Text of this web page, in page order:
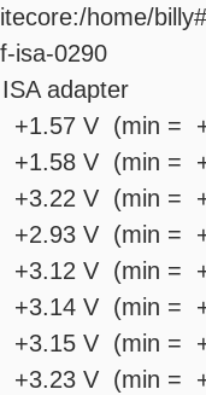
home/
isa-0290
adapter
V (min =
V (min =
V (min =
V (min =
V (min =
V (min =
V (min =
V (min =